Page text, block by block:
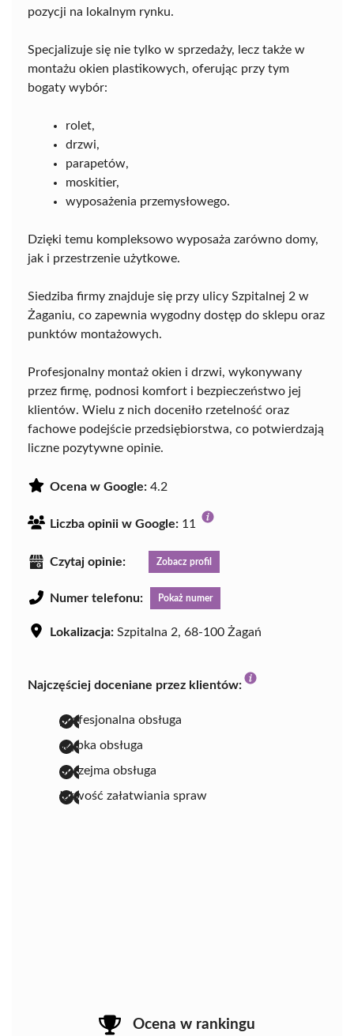
pozycji na lokalnym rynku.
Specjalizuje się nie tylko w sprzedaży, lecz także w
montażu okien plastikowych, oferując przy tym
bogaty wybór:
rolet,
drzwi,
parapetów,
moskitier,
wyposażenia przemysłowego.
Dzięki temu kompleksowo wyposaża zarówno domy,
jak i przestrzenie użytkowe.
Siedziba firmy znajduje się przy ulicy Szpitalnej 2 w
Żaganiu, co zapewnia wygodny dostęp do sklepu oraz
punktów montażowych.
Profesjonalny montaż okien i drzwi, wykonywany
przez firmę, podnosi komfort i bezpieczeństwo jej
klientów. Wielu z nich doceniło rzetelność oraz
fachowe podejście przedsiębiorstwa, co potwierdzają
liczne pozytywne opinie.
Ocena w Google: 4.2
Liczba opinii w Google: 11
Czytaj opinie: Zobacz profil
Numer telefonu: Pokaż numer
Lokalizacja: Szpitalna 2, 68-100 Żagań
Najczęściej doceniane przez klientów:
profesjonalna obsługa
szybka obsługa
uprzejma obsługa
łatwość załatwiania spraw
Ocena w rankingu